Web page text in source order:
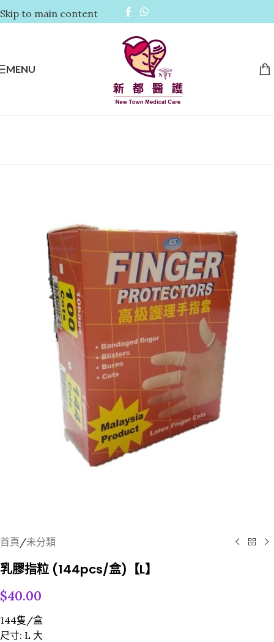
Skip to main content
MENU
首頁/未分類
乳膠指粒 (144pcs/盒)【L】
$40.00
144隻/盒
尺寸: L 大